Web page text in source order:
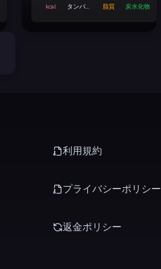
kcal
タンパク
脂質 炭水化物
利用規約
プライバシーポリシー
返金ポリシー